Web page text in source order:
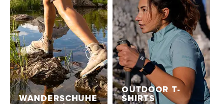
WANDERSCHUHE
OUTDOOR T-
SHIRTS